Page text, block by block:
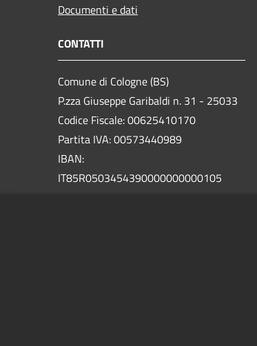
Documenti e dati
CONTATTI
Comune di Cologne (BS)
P.zza Giuseppe Garibaldi n. 31 - 25033
Codice Fiscale: 00625410170
Partita IVA: 00573440989
IBAN:
IT85R0503454390000000000105